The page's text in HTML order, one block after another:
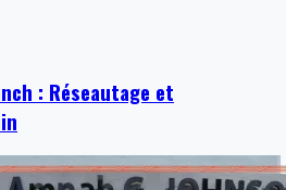
: Réseautage et